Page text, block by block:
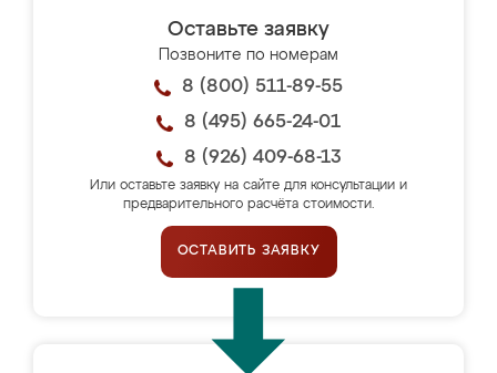
Оставьте заявку
Позвоните по номерам
8 (800) 511-89-55
8 (495) 665-24-01
8 (926) 409-68-13
Или оставьте заявку на сайте для консультации и
предварительного расчёта стоимости.
ОСТАВИТЬ ЗАЯВКУ